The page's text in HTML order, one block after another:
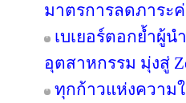
มาตรการลดภาระ
เบเยอร์ตอกย้ำผู้น
อุตสาหกรรม มุ่งสู่
ทุกก้าวแห่งความ